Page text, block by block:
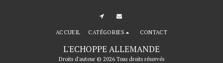
L'ECHOPPE ALLEMANDE
Droits d'auteur © 2026 Tous droits réservés
ACCUEIL CATÉGORIES CONTACT